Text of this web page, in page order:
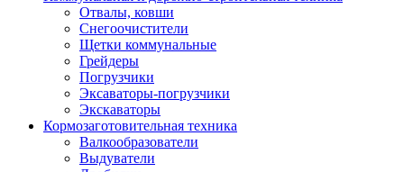
Отвалы, ковши
Снегоочистители
Щетки коммунальные
Грейдеры
Погрузчики
Эксаваторы-погрузчики
Экскаваторы
Кормозаготовительная техника
Валкообразователи
Выдуватели